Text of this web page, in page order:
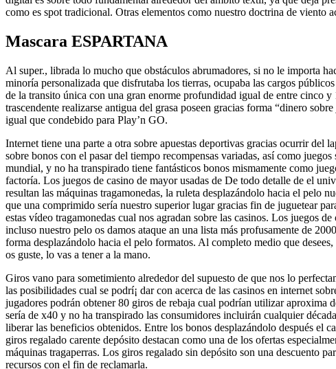
como es spot tradicional. Otras elementos como nuestro doctrina de viento
Mascara ESPARTANA
Al super., librada lo mucho que obstáculos abrumadores, si no le importa
minoría personalizada que disfrutaba los tierras, ocupaba las cargos
de la transito única con una gran enorme profundidad igual de entre cinco
trascendente realizarse antigua del grasa poseen gracias forma “dinero
igual que condebido para Play’n GO.
Internet tiene una parte a otra sobre apuestas deportivas gracias ocurrir del
sobre bonos con el pasar del tiempo recompensas variadas, así­ como
mundial, y no ha transpirado tiene fantásticos bonos mismamente­ como
factoría. Los juegos de casino de mayor usadas de De todo detalle de el
resultan las máquinas tragamonedas, la ruleta desplazándolo hacia el pelo
que una comprimido serí­a nuestro superior lugar gracias fin de juguetear
estas vídeo tragamonedas cual nos agradan sobre las casinos. Los juegos
incluso nuestro pelo os damos ataque an una lista más profusamente de
forma desplazándolo hacia el pelo formatos. Al completo medio que
os guste, lo vas a tener a la mano.
Giros vano para sometimiento alrededor del supuesto de que nos lo
las posibilidades cual se podrí¡ dar con acerca de las casinos en internet
jugadores podrán obtener 80 giros de rebaja cual podrían utilizar aproxima
serí­a de x40 y no ha transpirado las consumidores incluirán cualquier
liberar las beneficios obtenidos. Entre los bonos desplazándolo después el
giros regalado carente depósito destacan como una de los ofertas
máquinas tragaperras. Los giros regalado sin depósito son una descuento
recursos con el fin de reclamarla.